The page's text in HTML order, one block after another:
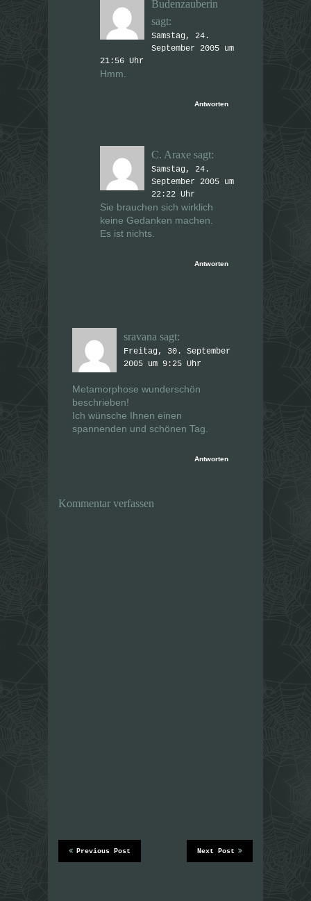
Budenzauberin
sagt:
Samstag, 24.
September 2005 um
21:56 Uhr
Hmm.
Antworten
C. Araxe sagt:
Samstag, 24.
September 2005 um
22:22 Uhr
Sie brauchen sich wirklich
keine Gedanken machen.
Es ist nichts.
Antworten
sravana sagt:
Freitag, 30. September
2005 um 9:25 Uhr
Metamorphose wunderschön
beschrieben!
Ich wünsche Ihnen einen
spannenden und schönen Tag.
Antworten
Kommentar verfassen
Next Post
Previous Post